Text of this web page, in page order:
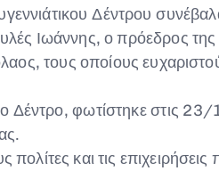
Δέντρου
Ιωάννης, ο πρόεδρος
τους οποίους
Δέντρο, φωτίστηκε στις
πολίτες και τις